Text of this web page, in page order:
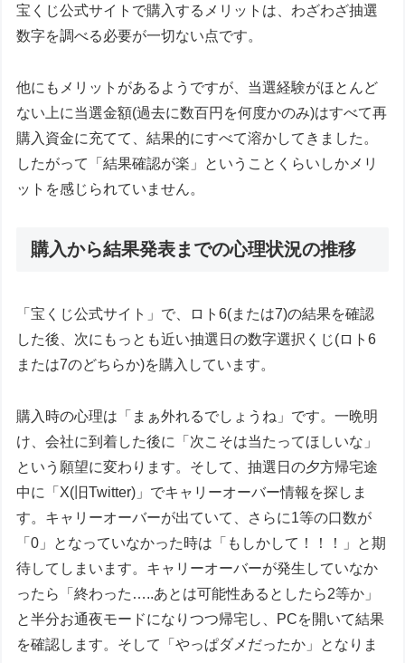
宝くじ公式サイトで購入するメリットは、わざわざ抽選
数字を調べる必要が一切ない点です。
他にもメリットがあるようですが、当選経験がほとんど
ない上に当選金額(過去に数百円を何度かのみ)はすべて再
購入資金に充てて、結果的にすべて溶かしてきました。
したがって「結果確認が楽」ということくらいしかメリ
ットを感じられていません。
購入から結果発表までの心理状況の推移
「宝くじ公式サイト」で、ロト6(または7)の結果を確認
した後、次にもっとも近い抽選日の数字選択くじ(ロト6
または7のどちらか)を購入しています。
購入時の心理は「まぁ外れるでしょうね」です。一晩明
け、会社に到着した後に「次こそは当たってほしいな」
という願望に変わります。そして、抽選日の夕方帰宅途
中に「X(旧Twitter)」でキャリーオーバー情報を探しま
す。キャリーオーバーが出ていて、さらに1等の口数が
「0」となっていなかった時は「もしかして！！！」と期
待してしまいます。キャリーオーバーが発生していなか
ったら「終わった…..あとは可能性あるとしたら2等か」
と半分お通夜モードになりつつ帰宅し、PCを開いて結果
を確認します。そして「やっぱダメだったか」となりま